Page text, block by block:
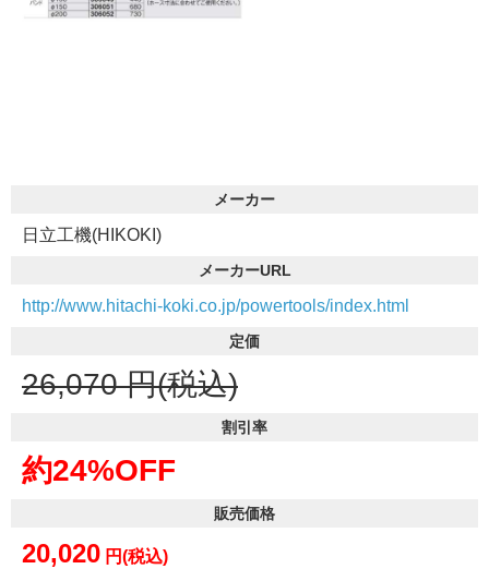
メーカー
日立工機(HIKOKI)
メーカーURL
http://www.hitachi-koki.co.jp/powertools/index.html
定価
26,070 円(税込)
割引率
約24%OFF
販売価格
20,020 円(税込)